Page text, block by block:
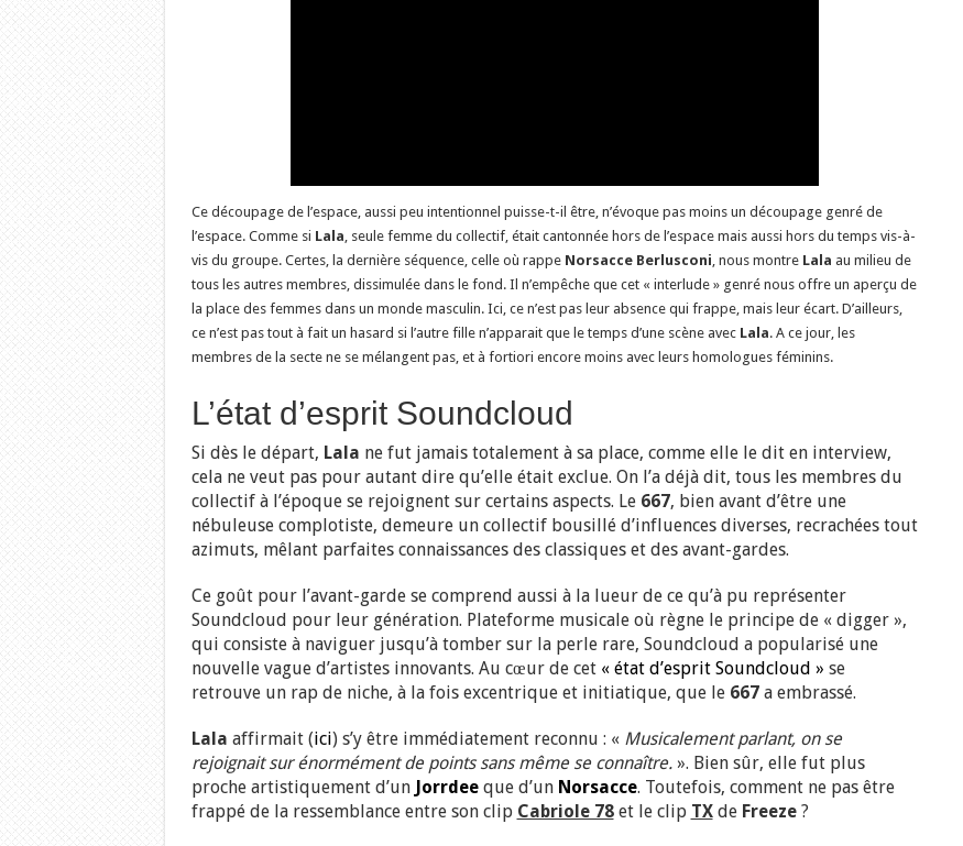
Ce découpage de l’espace, aussi peu intentionnel puisse-t-il être, n’évoque pas moins un découpage genré de
l’espace. Comme si Lala , seule femme du collectif, était cantonnée hors de l’espace mais aussi hors du temps vis-à-
vis du groupe. Certes, la dernière séquence, celle où rappe Norsacce Berlusconi , nous montre Lala au milieu de
tous les autres membres, dissimulée dans le fond. Il n’empêche que cet « interlude » genré nous offre un aperçu de
la place des femmes dans un monde masculin. Ici, ce n’est pas leur absence qui frappe, mais leur écart. D’ailleurs,
ce n’est pas tout à fait un hasard si l’autre fille n’apparait que le temps d’une scène avec Lala. A ce jour, les
membres de la secte ne se mélangent pas, et à fortiori encore moins avec leurs homologues féminins.
L’état d’esprit Soundcloud
Si dès le départ, Lala ne fut jamais totalement à sa place, comme elle le dit en interview,
cela ne veut pas pour autant dire qu’elle était exclue. On l’a déjà dit, tous les membres du
collectif à l’époque se rejoignent sur certains aspects. Le 667, bien avant d’être une
nébuleuse complotiste, demeure un collectif bousillé d’influences diverses, recrachées tout
azimuts, mêlant parfaites connaissances des classiques et des avant-gardes.
Ce goût pour l’avant-garde se comprend aussi à la lueur de ce qu’à pu représenter
Soundcloud pour leur génération. Plateforme musicale où règne le principe de « digger »,
qui consiste à naviguer jusqu’à tomber sur la perle rare, Soundcloud a popularisé une
nouvelle vague d’artistes innovants. Au cœur de cet « état d’esprit Soundcloud » se
retrouve un rap de niche, à la fois excentrique et initiatique, que le 667a embrassé.
Lala affirmait (ici) s’y être immédiatement reconnu : « Musicalement parlant, on se
rejoignait sur énormément de points sans même se connaître.». Bien sûr, elle fut plus
proche artistiquement d’un Jorrdeeque d’un Norsacce. Toutefois, comment ne pas être
frappé de la ressemblance entre son clip Cabriole 78et le clip TXde Freeze?